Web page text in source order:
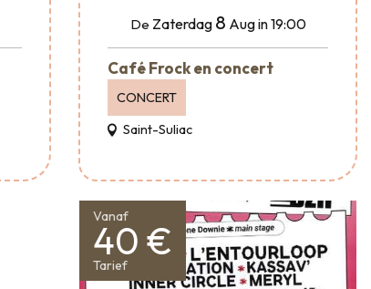
De Zaterdag 8 Augin 19:00
Café Frock en concert
CONCERT
Saint-Suliac
Vanaf
40 €
Tarief